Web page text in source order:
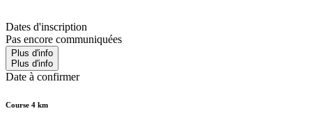
Dates d'inscription
Pas encore communiquées
Plus d'info
Plus d'info
Date à confirmer
Course 4 km